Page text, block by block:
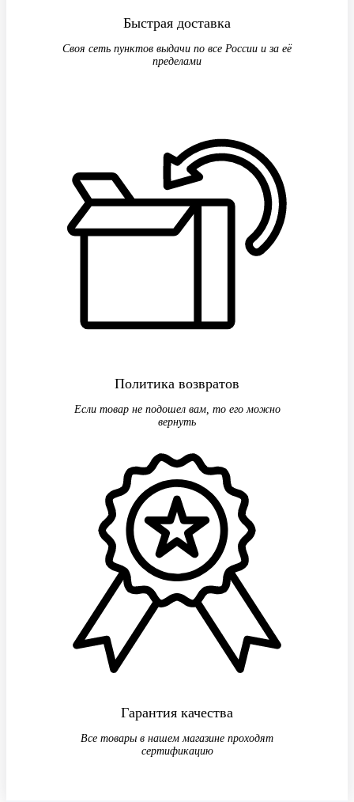
Быстрая доставка
Своя сеть пунктов выдачи по все России и за её
пределами
Политика возвратов
Если товар не подошел вам, то его можно
вернуть
Гарантия качества
Все товары в нашем магазине проходят
сертификацию